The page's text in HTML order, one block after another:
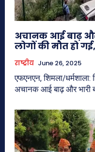
अचानक आई बाढ़
लोगों की मौत हो
राष्ट्रीय June 26, 2025
एफएनएन, शिमला/
अचानक आई बाढ़ और भारी